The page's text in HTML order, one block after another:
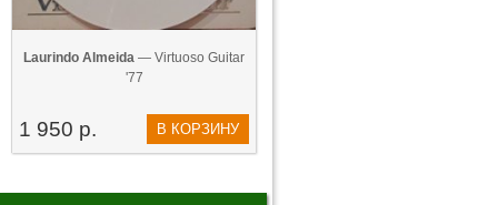
Laurindo Almeida — Virtuoso Guitar
'77
1 950 р. В КОРЗИНУ